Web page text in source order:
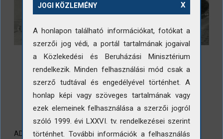
LETÖLTÉS
ADATLAP KAPCSOLÓDÓ TARTALMAK
X
JOGI KÖZLEMÉNY
A honlapon található információkat, fotókat a
szerzői jog védi, a portál tartalmának jogaival
a Közlekedési és Beruházási Minisztérium
rendelkezik. Minden felhasználási mód csak a
szerző tudtával és engedélyével történhet. A
honlap képi vagy szöveges tartalmának vagy
ezek elemeinek felhasználása a szerzői jogról
szóló 1999. évi LXXVI. tv. rendelkezései szerint
történhet. További információk a felhasználás